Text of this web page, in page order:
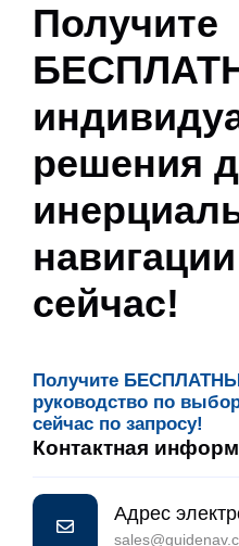
Получите
решения
сейчас!
Получите
руководство по
сейчас по запросу!
Контактная
Адрес